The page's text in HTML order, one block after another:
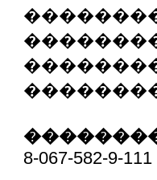
8-067-582-9-111